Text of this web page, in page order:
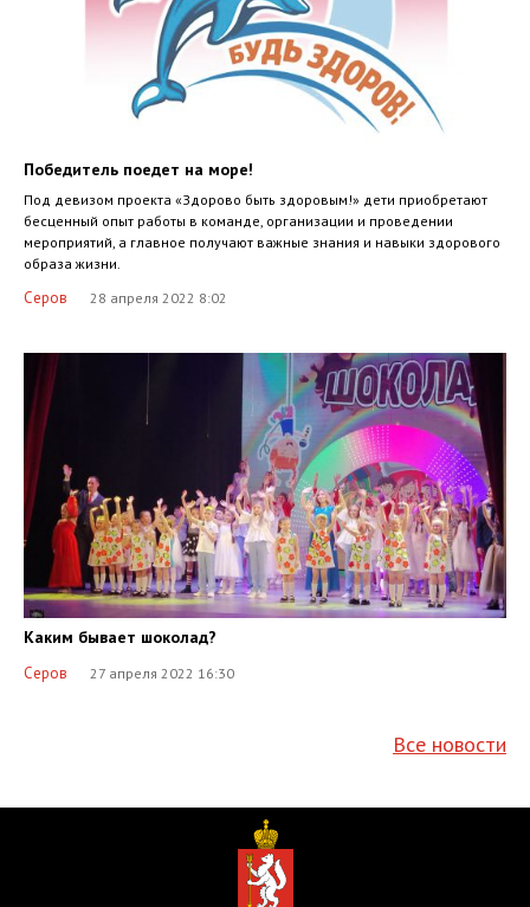
Победитель поедет на море!
Под девизом проекта «Здорово быть здоровым!» дети приобретают
бесценный опыт работы в команде, организации и проведении
мероприятий, а главное получают важные знания и навыки здорового
образа жизни.
Серов 28 апреля 2022 8:02
Каким бывает шоколад?
Серов 27 апреля 2022 16:30
Все новости